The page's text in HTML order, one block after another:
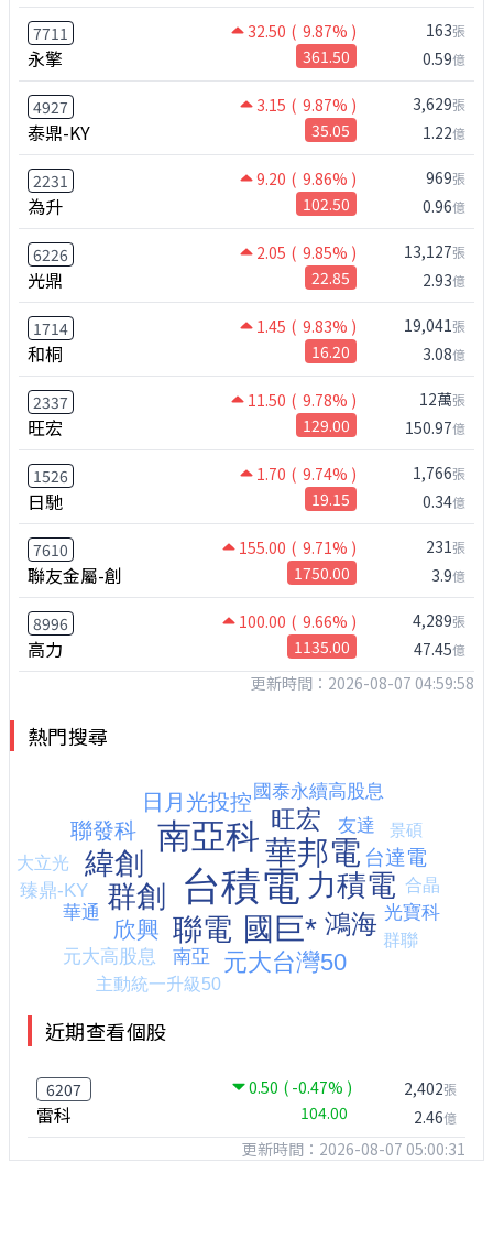
7711 32.50 ( 9.87% )
永擎 361.50
163張
0.59億
4927 3.15 ( 9.87% )
泰鼎-KY 35.05
3,629張
1.22億
2231 9.20 ( 9.86% )
為升 102.50
969張
0.96億
6226 2.05 ( 9.85% )
光鼎 22.85
13,127張
2.93億
1714 1.45 ( 9.83% )
和桐 16.20
19,041張
3.08億
2337 11.50 ( 9.78% )
旺宏 129.00
12萬張
150.97億
1526 1.70 ( 9.74% )
日馳 19.15
1,766張
0.34億
7610 155.00 ( 9.71% )
聯友金屬-創 1750.00
231張
3.9億
8996 100.00 ( 9.66% )
高力 1135.00
4,289張
47.45億
更新時間：2026-08-07 04:59:58
熱門搜尋
近期查看個股
6207 0.50 ( -0.47% )
雷科 104.00
2,402張
2.46億
更新時間：2026-08-07 05:00:31